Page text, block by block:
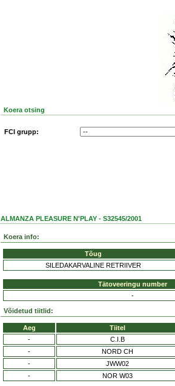
Koera otsing
FCI grupp:
ALMANZA PLEASURE N'PLAY - S32545/2001
Koera info:
Tõug
SILEDAKARVALINE RETRIIVER
Tätoveeringu number
-
Võidetud tiitlid:
Aeg Tiitel
-
C.I.B
-
NORD CH
-
JWW02
-
NOR W03